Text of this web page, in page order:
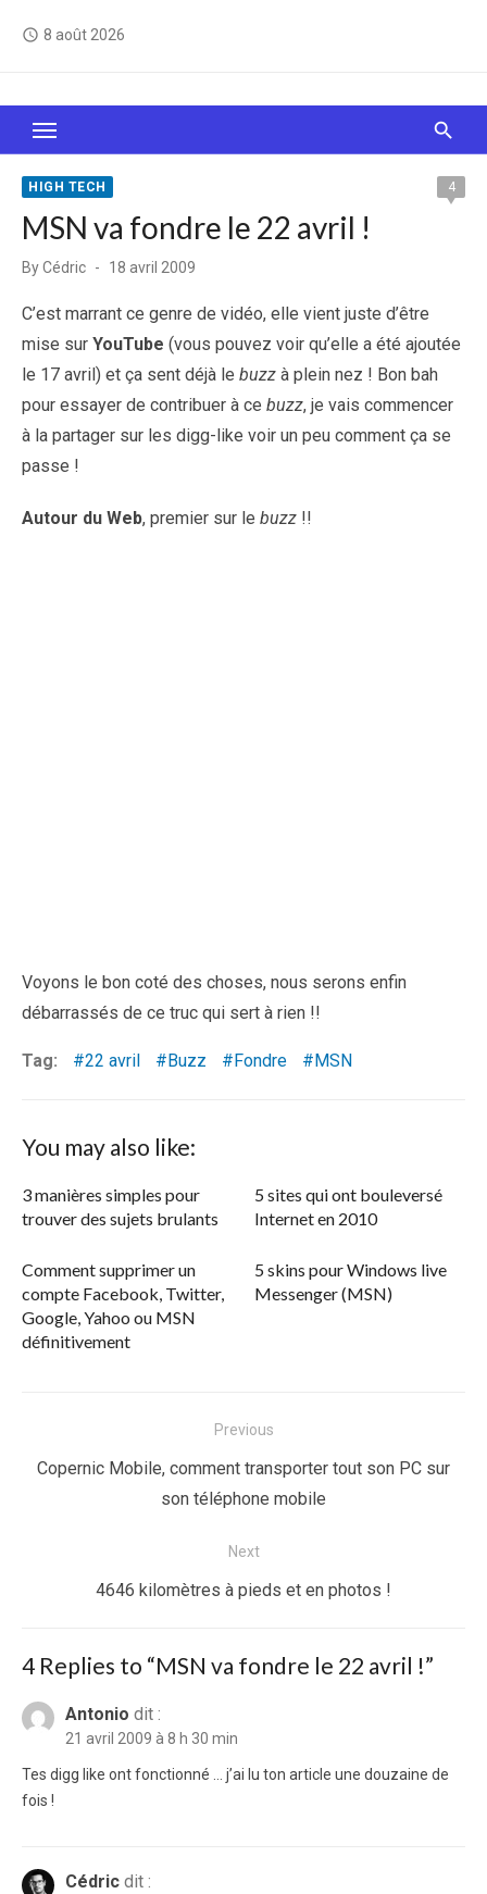
access_time 8 août 2026
Le Web, c'est comme une boîte de chocolats… On
sait jamais sur quoi on va tomber !
HIGH TECH 4
MSN va fondre le 22 avril !
ByCédric
Posted
18 avril 2009
C’est marrant ce genre de vidéo, elle vient juste d’être
mise sur YouTube (vous pouvez voir qu’elle a été ajoutée
le 17 avril) et ça sent déjà le buzz à plein nez ! Bon bah
pour essayer de contribuer à ce buzz, je vais commencer
à la partager sur les digg-like voir un peu comment ça se
passe !
Autour du Web, premier sur le buzz !!
Voyons le bon coté des choses, nous serons enfin
débarrassés de ce truc qui sert à rien !!
Tag: 22 avril Buzz Fondre MSN
You may also like:
3 manières simples pour
trouver des sujets brulants
5 sites qui ont bouleversé
Internet en 2010
Comment supprimer un
compte Facebook, Twitter,
Google, Yahoo ou MSN
définitivement
5 skins pour Windows live
Messenger (MSN)
de
Previous
Previous
Copernic Mobile, comment transporter tout son PC sur
son téléphone mobile
Next
Next
4646 kilomètres à pieds et en photos !
4 Replies to “MSN va fondre le 22 avril !”
Antonio dit :
21 avril 2009 à 8 h 30 min
Tes digg like ont fonctionné … j’ai lu ton article une douzaine de
fois !
Cédric dit :